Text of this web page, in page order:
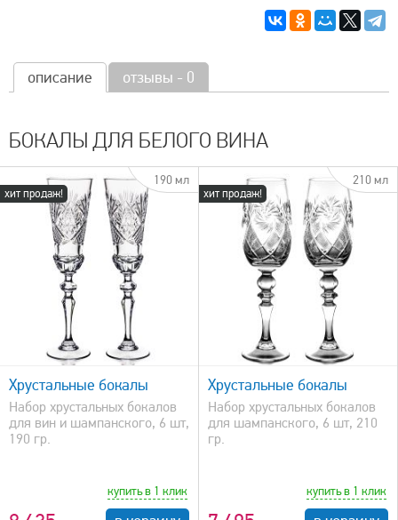
описание отзывы - 0
БОКАЛЫ ДЛЯ БЕЛОГО ВИНА
хит продаж!
190 мл
Хрустальные бокалы
Набор хрустальных бокалов
для вин и шампанского, 6 шт,
190 гр.
купить в 1 клик
хит продаж!
210 мл
быстрый просмотр
Хрустальные бокалы
Набор хрустальных бокалов
для шампанского, 6 шт, 210
гр.
купить в 1 клик